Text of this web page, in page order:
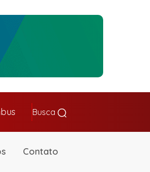
Busca
Contato